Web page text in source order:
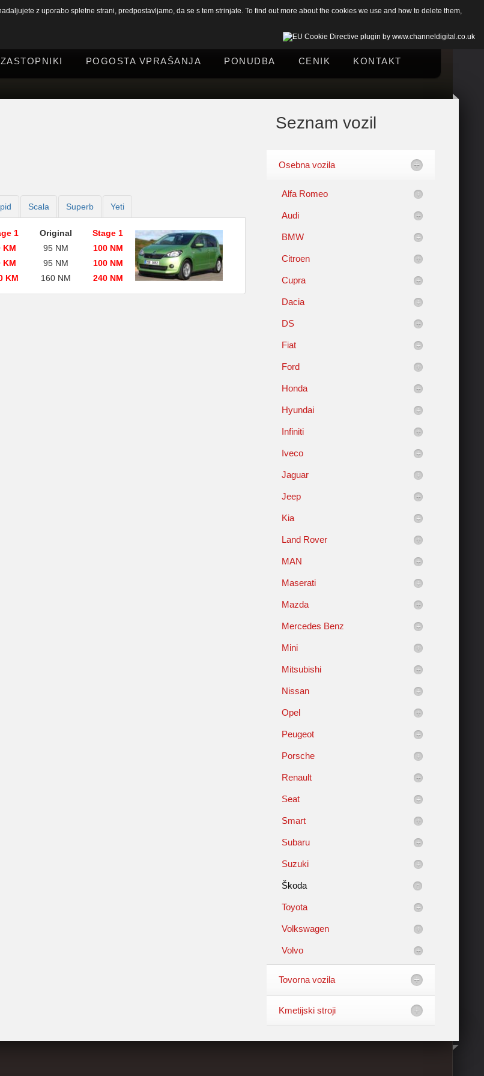
ZASTOPNIKI POGOSTA VPRAŠANJA PONUDBA CENIK KONTAKT
Scala Superb Yeti
1 Original
Stage 1
KM 95 NM
100 NM
KM 95 NM
100 NM
KM 160 NM 240 NM
Seznam vozil
Osebna vozila
Alfa Romeo
Audi
BMW
Citroen
Cupra
Dacia
DS
Fiat
Ford
Honda
Hyundai
Infiniti
Iveco
Jaguar
Jeep
Kia
Land Rover
MAN
Maserati
Mazda
Mercedes Benz
Mini
Mitsubishi
Nissan
Opel
Peugeot
Porsche
Renault
Seat
Smart
Subaru
Suzuki
Škoda
Toyota
Volkswagen
Volvo
Tovorna vozila
Kmetijski stroji
z uporabo spletne strani, predpostavljamo, da se s tem strinjate. To find out more about the cookies we use and how to delete them,